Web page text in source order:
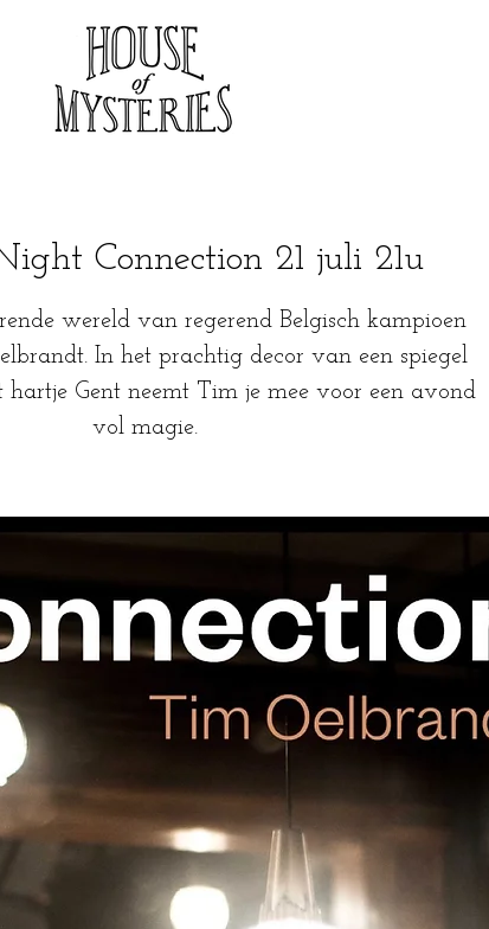
Connection 21 juli 21u
wereld van regerend Belgisch kampioen
In het prachtig decor van een spiegel
hartje Gent neemt Tim je mee voor een avond
vol magie.